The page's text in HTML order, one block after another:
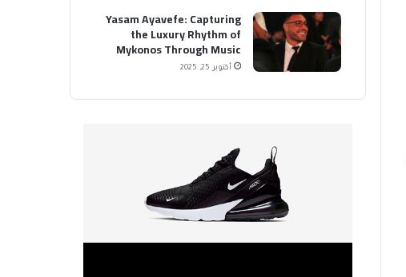
Yasam Ayavefe: Capturing
the Luxury Rhythm of
Mykonos Through Music
أكتوبر 25, 2025